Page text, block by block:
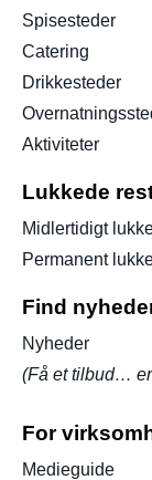
Spisesteder
Catering
Drikkesteder
Aktiviteter
Lukkede
Midlertidigt
Permanent
Find
Nyheder
(Få et tilbud…
For
Medieguide